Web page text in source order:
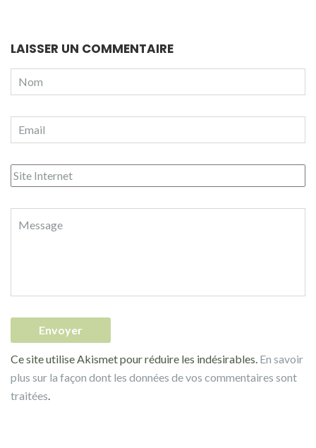
LAISSER UN COMMENTAIRE
Ce site utilise Akismet pour réduire les indésirables. En savoir
plus sur la façon dont les données de vos commentaires sont
traitées